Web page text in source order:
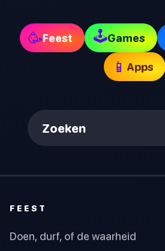
🥳Feest 🕹Games
📱 Apps
Zoeken
FEEST
Doen, durf, of de waarheid